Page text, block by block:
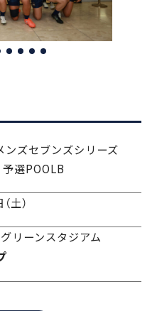
ンズセブンズシリーズ
選POOLB
土）
リーンスタジアム